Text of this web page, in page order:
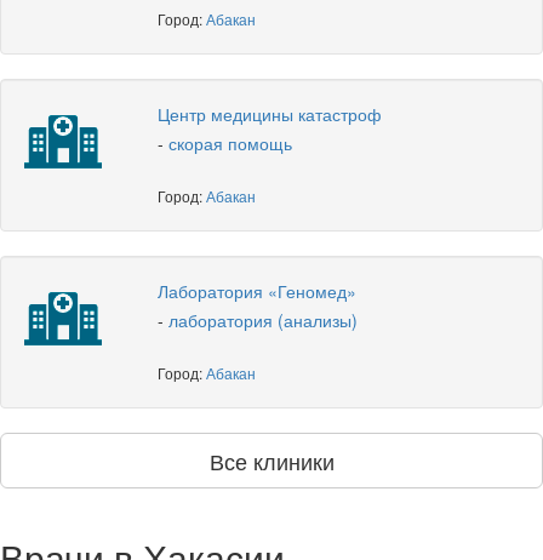
Город:Абакан
Центр медицины катастроф
- скорая помощь
Город:Абакан
Лаборатория «Геномед»
- лаборатория (анализы)
Город:Абакан
Все клиники